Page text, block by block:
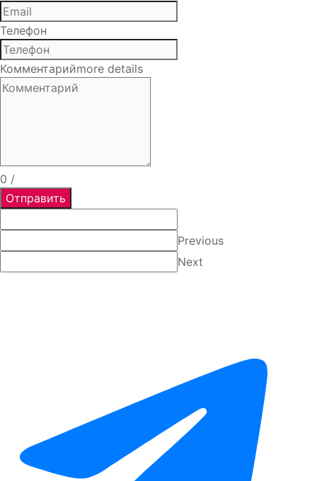
Телефон
Комментарийmore details
0 /
Отправить
Previous
Next